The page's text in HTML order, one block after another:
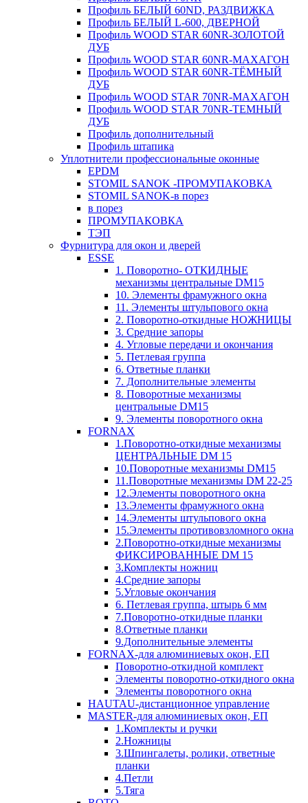
Профиль БЕЛЫЙ 60ND, РАЗДВИЖКА
Профиль БЕЛЫЙ L-600, ДВЕРНОЙ
Профиль WOOD STAR 60NR-ЗОЛОТОЙ
ДУБ
Профиль WOOD STAR 60NR-МАХАГОН
Профиль WOOD STAR 60NR-ТЁМНЫЙ
ДУБ
Профиль WOOD STAR 70NR-МАХАГОН
Профиль WOOD STAR 70NR-ТЕМНЫЙ
ДУБ
Профиль дополнительный
Профиль штапика
Уплотнители профессиональные оконные
EPDM
STOMIL SANOK -ПРОМУПАКОВКА
STOMIL SANOK-в порез
в порез
ПРОМУПАКОВКА
ТЭП
Фурнитура для окон и дверей
ESSE
1. Поворотно- ОТКИДНЫЕ
механизмы центральные DM15
10. Элементы фрамужного окна
11. Элементы штульпового окна
2. Поворотно-откидные НОЖНИЦЫ
3. Средние запоры
4. Угловые передачи и окончания
5. Петлевая группа
6. Ответные планки
7. Дополнительные элементы
8. Поворотные механизмы
центральные DM15
9. Элементы поворотного окна
FORNAX
1.Поворотно-откидные механизмы
ЦЕНТРАЛЬНЫЕ DM 15
10.Поворотные механизмы DM15
11.Поворотные механизмы DM 22-25
12.Элементы поворотного окна
13.Элементы фрамужного окна
14.Элементы штульпового окна
15.Элементы противовзломного окна
2.Поворотно-откидные механизмы
ФИКСИРОВАННЫЕ DM 15
3.Комплекты ножниц
4.Средние запоры
5.Угловые окончания
6. Петлевая группа, штырь 6 мм
7.Поворотно-откидные планки
8.Ответные планки
9.Дополнительные элементы
FORNAX-для алюминиевых окон, ЕП
Поворотно-откидной комплект
Элементы поворотно-откидного окна
Элементы поворотного окна
HAUTAU-дистанционное управление
MASTER-для алюминиевых окон, ЕП
1.Комплекты и ручки
2.Ножницы
3.Шпингалеты, ролики, ответные
планки
4.Петли
5.Тяга